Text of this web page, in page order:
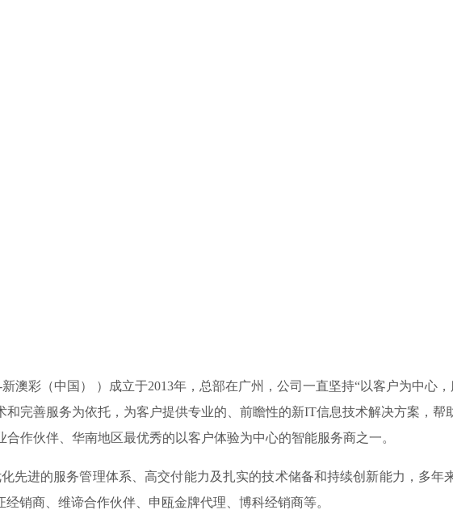
彩（中国） ）成立于2013年，总部在广州，公司一直坚持“以客户为中心
完善服务为依托，为客户提供专业的、前瞻性的新IT信息技术解决方案，
作伙伴、华南地区最优秀的以客户体验为中心的智能服务商之一。
进的服务管理体系、高交付能力及扎实的技术储备和持续创新能力，多年
销商、维谛合作伙伴、申瓯金牌代理、博科经销商等。